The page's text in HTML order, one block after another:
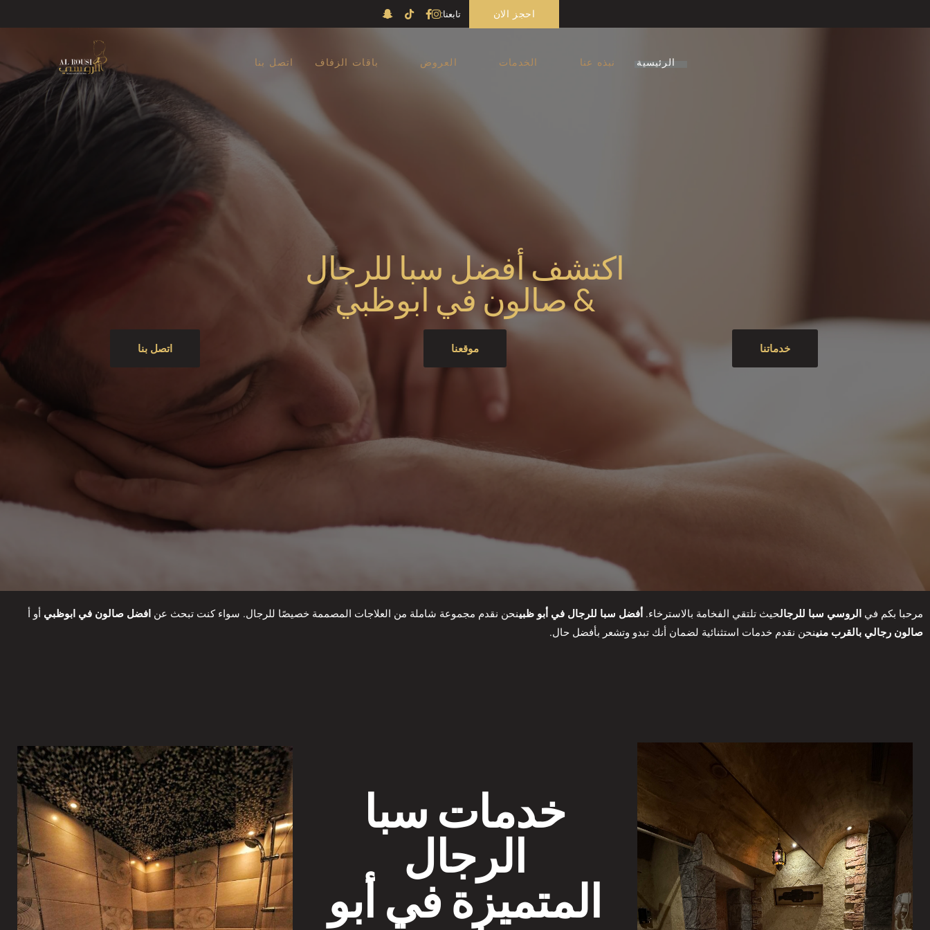
احجز الان تابعنا:
الرئيسية نبذه عنا الخدمات العروض باقات الزفاف اتصل بنا
اكتشف أفضل سبا للرجال
& صالون في ابوظبي
خدماتنا موقعنا اتصل بنا
مرحبا بكم في الروسي سبا للرجالحيث تلتقي الفخامة بالاسترخاء. أفضل سبا للرجال في أبو ظبينحن نقدم مجموعة شاملة من العلاجات المصممة خصيصًا للرجال. سواء كنت تبحث عن افضل صالون في ابوظبي أو أ
صالون رجالي بالقرب منينحن نقدم خدمات استثنائية لضمان أنك تبدو وتشعر بأفضل حال.
خدمات سبا
الرجال
المتميزة في أبو